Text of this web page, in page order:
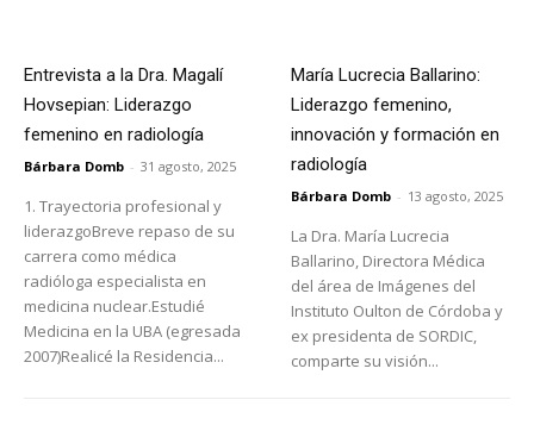
Entrevista a la Dra. Magalí
Hovsepian: Liderazgo
femenino en radiología
Bárbara Domb - 31 agosto, 2025
1. Trayectoria profesional y
liderazgoBreve repaso de su
carrera como médica
radióloga especialista en
medicina nuclear.Estudié
Medicina en la UBA (egresada
2007)Realicé la Residencia...
María Lucrecia Ballarino:
Liderazgo femenino,
innovación y formación en
radiología
Bárbara Domb - 13 agosto, 2025
La Dra. María Lucrecia
Ballarino, Directora Médica
del área de Imágenes del
Instituto Oulton de Córdoba y
ex presidenta de SORDIC,
comparte su visión...